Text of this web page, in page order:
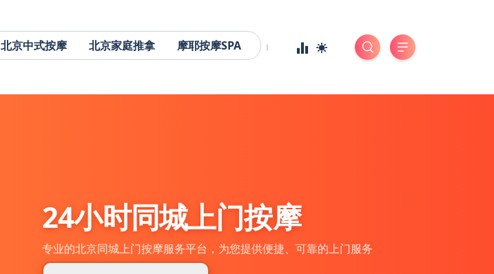
北京中式按摩 北京家庭推拿 摩耶按摩SPA
24小时同城上门按摩
专业的北京同城上门按摩服务平台，为您提供便捷、可靠的上门服务